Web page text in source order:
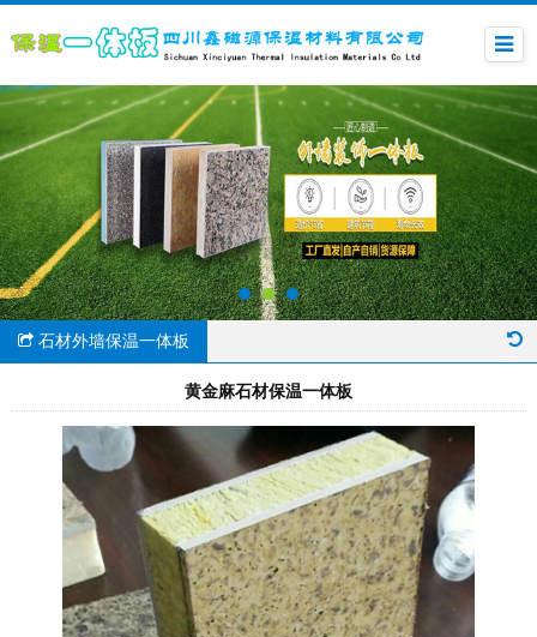
石材外墙保温一体板
黄金麻石材保温一体板